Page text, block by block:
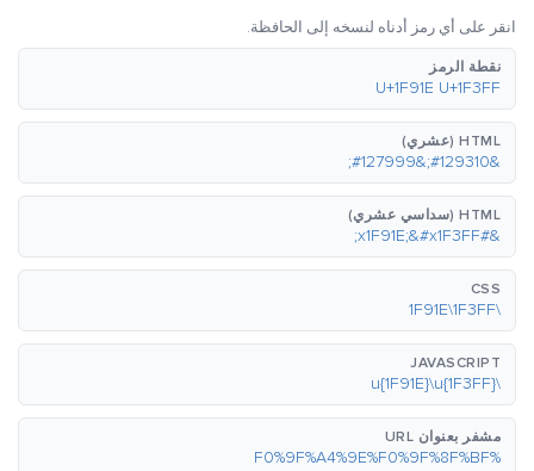
انقر على أي رمز أدناه لنسخه إلى الحافظة.
نقطة الرمز
U+1F91E U+1F3FF
HTML (عشري)
&#129310;&#127999;
HTML (سداسي عشري)
&#x1F91E;&#x1F3FF;
CSS
\1F91E\1F3FF
JAVASCRIPT
\u{1F91E}\u{1F3FF}
مشفر بعنوان URL
%F0%9F%A4%9E%F0%9F%8F%BF